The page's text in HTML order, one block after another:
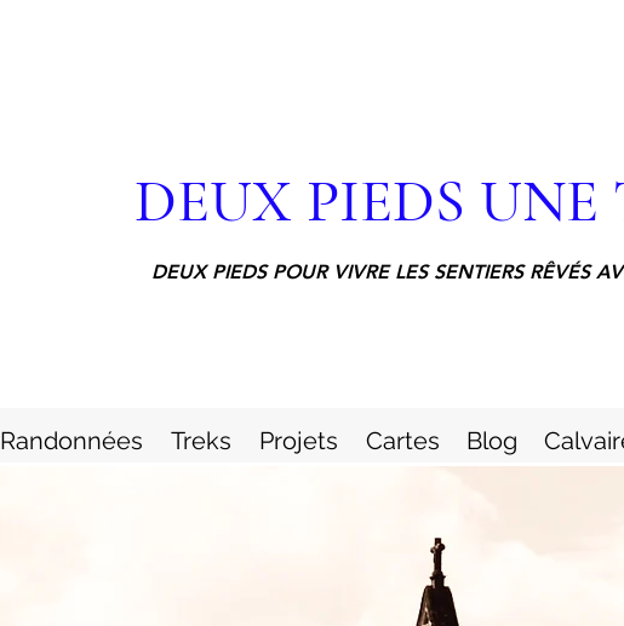
DEUX PIEDS UNE
DEUX PIEDS POUR VIVRE LES SENTIERS RÊVÉS
Randonnées Treks Projets Cartes Blog